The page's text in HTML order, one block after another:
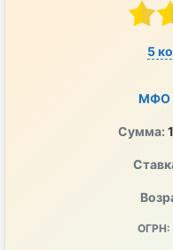
5
МФО
Сумма:
ОГРН: